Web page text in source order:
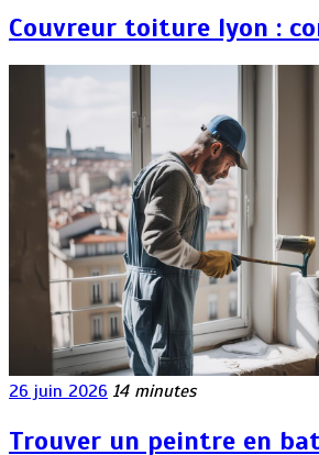
Couvreur toiture lyon :
26 juin 2026 14 minutes
Trouver un peintre en